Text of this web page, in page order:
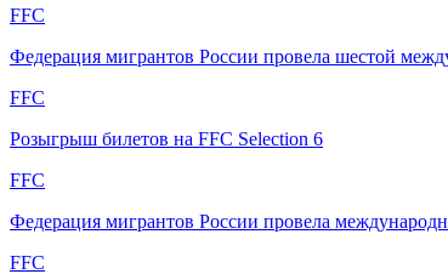
FFC
Федерация мигрантов России провела шестой
FFC
Розыгрыш билетов на FFC Selection 6
FFC
Федерация мигрантов России провела
FFC